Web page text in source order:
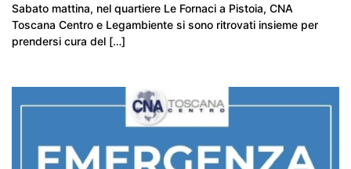
Sabato mattina, nel quartiere Le Fornaci a Pistoia, CNA
Toscana Centro e Legambiente si sono ritrovati insieme per
prendersi cura del […]